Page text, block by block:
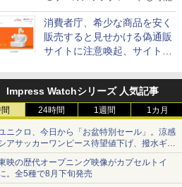
消費者庁、希少な商品を安く
販売すると見せかける偽通販
サイトに注意喚起、サイト名
Impress Watchシリーズ 人気記事
24時間 1週間 1カ月
ニクロ、今日から「お盆特別セール」。涼感
アサッカーワンピース待望値下げ、撥水ギア
ョーツは1990円に
映の歴代オープニング映像がカプセルトイ
。全5種で8月下旬発売